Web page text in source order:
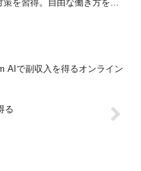
策を習得。自由な働き方を目
AIで副収入を得るオンライン
る